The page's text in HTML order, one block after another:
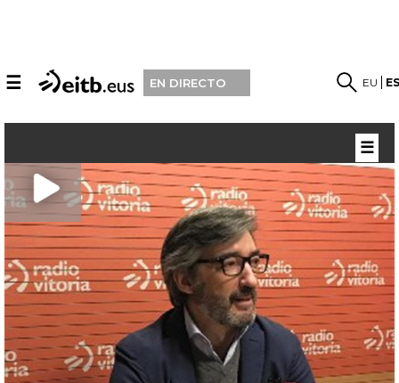
☰ EN DIRECTO EU
☰